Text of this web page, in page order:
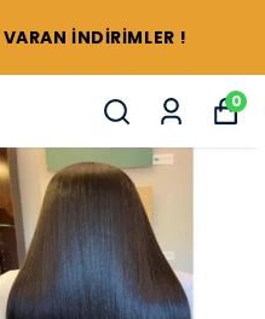
İNDİRİMLER !
0